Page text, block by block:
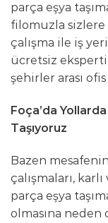
parça eşya
filomuzla sizlere
çalışma ile iş
ücretsiz
şehirler arası
Foça’da
Taşıyoruz
Bazen mesafenin
çalışmaları,
parça eşya
olmasına